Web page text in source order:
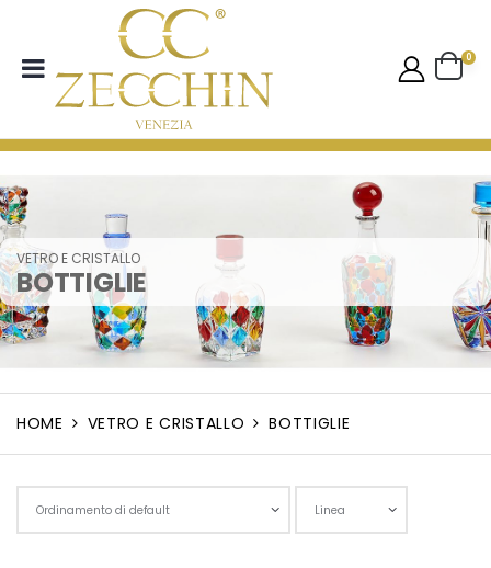
0
VETRO E CRISTALLO
BOTTIGLIE
HOME VETRO E CRISTALLO BOTTIGLIE